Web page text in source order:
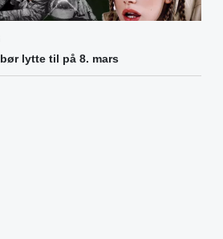
lytte til på 8. mars